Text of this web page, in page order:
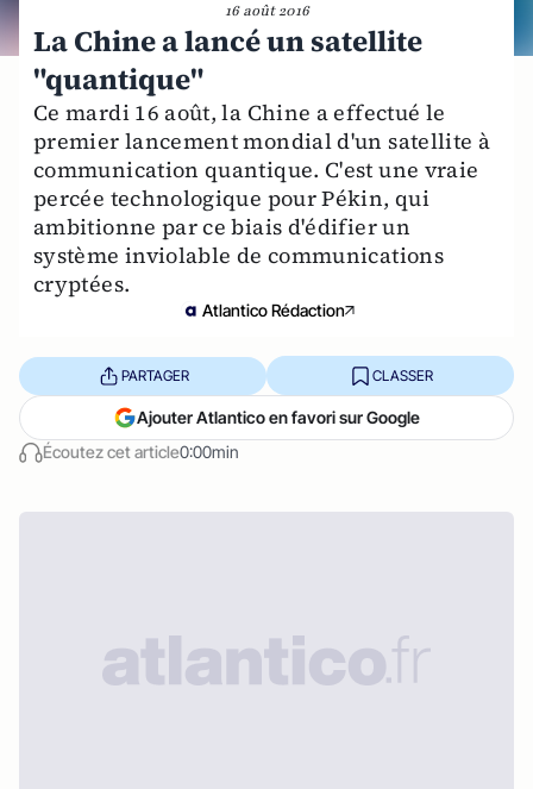
16 août 2016
La Chine a lancé un satellite
"quantique"
Ce mardi 16 août, la Chine a effectué le
premier lancement mondial d'un satellite à
communication quantique. C'est une vraie
percée technologique pour Pékin, qui
ambitionne par ce biais d'édifier un
système inviolable de communications
cryptées.
Atlantico Rédaction
Écoutez cet article0:00min
PARTAGER CLASSER
Ajouter Atlantico en favori sur Google